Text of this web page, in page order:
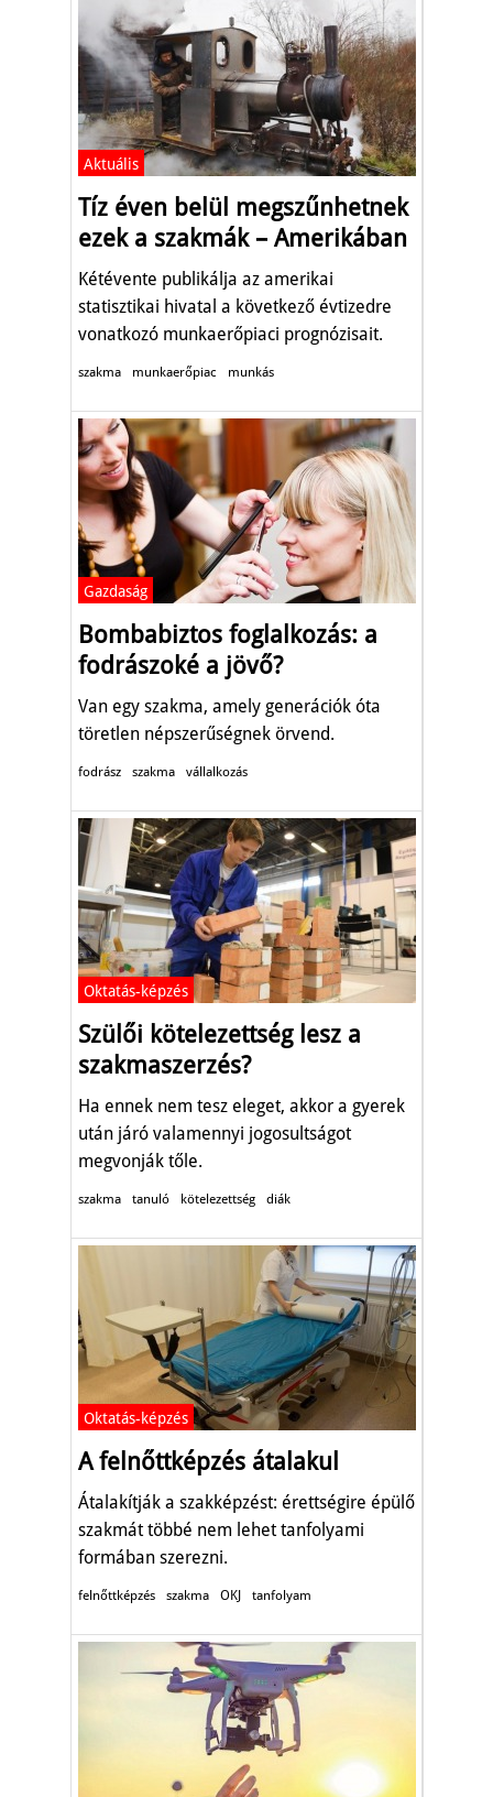
Aktuális
Tíz éven belül megszűnhetnek
ezek a szakmák – Amerikában
Kétévente publikálja az amerikai
statisztikai hivatal a következő évtizedre
vonatkozó munkaerőpiaci prognózisait.
szakma munkaerőpiac munkás
Gazdaság
Bombabiztos foglalkozás: a
fodrászoké a jövő?
Van egy szakma, amely generációk óta
töretlen népszerűségnek örvend.
fodrász szakma vállalkozás
Oktatás-képzés
Szülői kötelezettség lesz a
szakmaszerzés?
Ha ennek nem tesz eleget, akkor a gyerek
után járó valamennyi jogosultságot
megvonják tőle.
szakma tanuló kötelezettség diák
Oktatás-képzés
A felnőttképzés átalakul
Átalakítják a szakképzést: érettségire épülő
szakmát többé nem lehet tanfolyami
formában szerezni.
felnőttképzés szakma OKJ tanfolyam